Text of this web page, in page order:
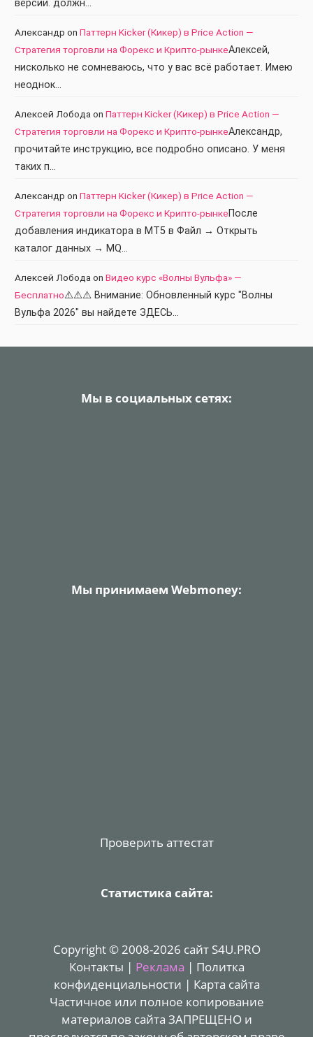
версии. должн…
Александр on Паттерн Kicker (Кикер) в Price Action —
Стратегия торговли на Форекс и Крипто-рынкеАлексей,
нисколько не сомневаюсь, что у вас всё работает. Имею
неоднок…
Алексей Лобода on Паттерн Kicker (Кикер) в Price Action —
Стратегия торговли на Форекс и Крипто-рынкеАлександр,
прочитайте инструкцию, все подробно описано. У меня
таких п…
Александр on Паттерн Kicker (Кикер) в Price Action —
Стратегия торговли на Форекс и Крипто-рынкеПосле
добавления индикатора в МТ5 в Файл → Открыть
каталог данных → MQ…
Алексей Лобода on Видео курс «Волны Вульфа» —
Бесплатно⚠️⚠️⚠️ Внимание: Обновленный курс "Волны
Вульфа 2026" вы найдете ЗДЕСЬ…
Мы в социальных сетях:
Мы принимаем Webmoney:
Проверить аттестат
Статистика сайта:
Copyright © 2008-2026 сайт S4U.PRO
Контакты | Реклама | Политка
конфиденциальности | Карта сайта
Частичное или полное копирование
материалов сайта ЗАПРЕЩЕНО и